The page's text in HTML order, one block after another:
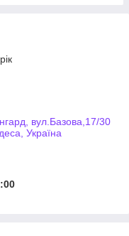
вул.Базова,17/30
Україна